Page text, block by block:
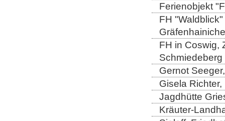
Ferienobjekt
FH
FH in Coswig,
Schmiedeberg
Gernot
Gisela
Jagdhütte
Kräuter-